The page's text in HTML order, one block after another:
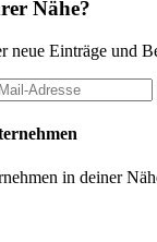
Nähe?
neue Einträge und
in deiner